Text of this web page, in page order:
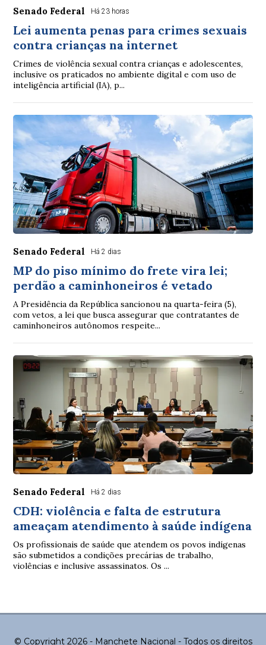
Senado Federal Há 23 horas
Lei aumenta penas para crimes sexuais
contra crianças na internet
Crimes de violência sexual contra crianças e adolescentes,
inclusive os praticados no ambiente digital e com uso de
inteligência artificial (IA), p...
Senado Federal Há 2 dias
MP do piso mínimo do frete vira lei;
perdão a caminhoneiros é vetado
A Presidência da República sancionou na quarta-feira (5),
com vetos, a lei que busca assegurar que contratantes de
caminhoneiros autônomos respeite...
Senado Federal Há 2 dias
CDH: violência e falta de estrutura
ameaçam atendimento à saúde indígena
Os profissionais de saúde que atendem os povos indígenas
são submetidos a condições precárias de trabalho,
violências e inclusive assassinatos. Os ...
© Copyright 2026 - Manchete Nacional - Todos os direitos